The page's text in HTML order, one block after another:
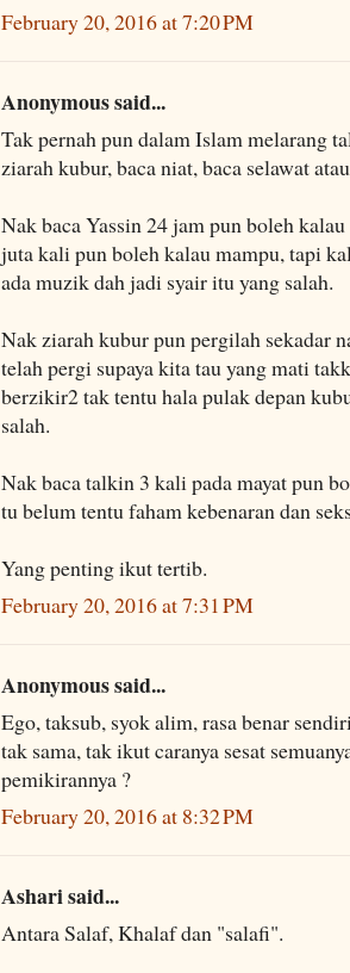
February 20, 2016 at 7:20 PM
Anonymous said...
Tak pernah pun dalam Islam melarang
ziarah kubur, baca niat, baca selawat
Nak baca Yassin 24 jam pun boleh
juta kali pun boleh kalau mampu, tapi
ada muzik dah jadi syair itu yang salah.
Nak ziarah kubur pun pergilah sekadar
telah pergi supaya kita tau yang mati
berzikir2 tak tentu hala pulak depan
salah.
Nak baca talkin 3 kali pada mayat pun
tu belum tentu faham kebenaran dan
Yang penting ikut tertib.
February 20, 2016 at 7:31 PM
Anonymous said...
Ego, taksub, syok alim, rasa benar
tak sama, tak ikut caranya sesat
pemikirannya ?
February 20, 2016 at 8:32 PM
Ashari said...
Antara Salaf, Khalaf dan "salafi".